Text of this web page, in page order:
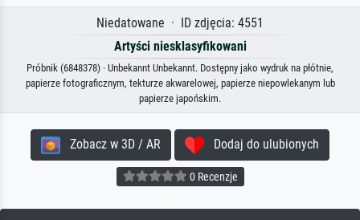
Niedatowane · ID zdjęcia: 4551
Artyści niesklasyfikowani
Próbnik (6848378) · Unbekannt Unbekannt. Dostępny jako wydruk na płótnie,
papierze fotograficznym, tekturze akwarelowej, papierze niepowlekanym lub
papierze japońskim.
Zobacz w 3D / AR Dodaj do ulubionych
0 Recenzje